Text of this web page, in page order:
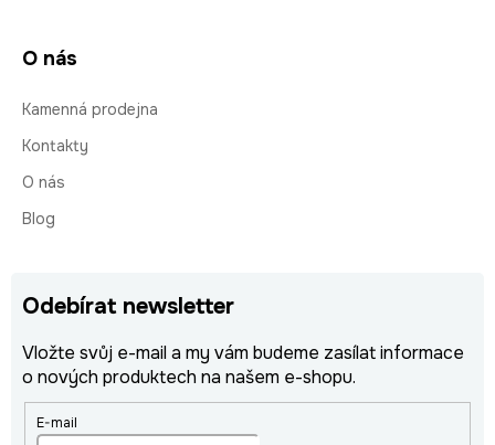
O nás
Kamenná prodejna
Kontakty
O nás
Blog
Odebírat newsletter
Vložte svůj e-mail a my vám budeme zasílat informace
o nových produktech na našem e-shopu.
E-mail